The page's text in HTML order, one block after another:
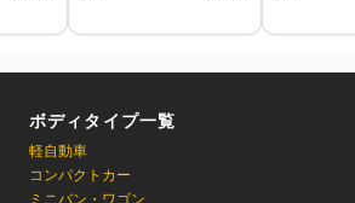
ボディタイプ一覧
軽自動車
コンパクトカー